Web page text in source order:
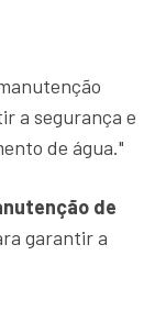
a segurança e
de água."
de
garantir a